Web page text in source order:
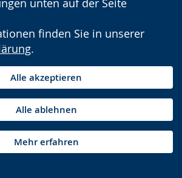
unten auf der Seite
finden Sie in unserer
.
Alle akzeptieren
Alle ablehnen
Mehr erfahren